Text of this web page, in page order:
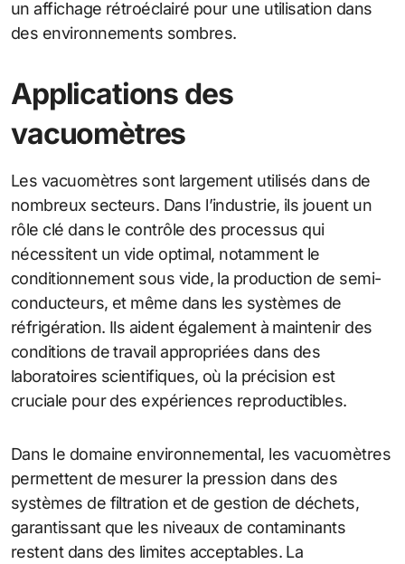
un affichage rétroéclairé pour une utilisation dans
des environnements sombres.
Applications des
vacuomètres
Les vacuomètres sont largement utilisés dans de
nombreux secteurs. Dans l’industrie, ils jouent un
rôle clé dans le contrôle des processus qui
nécessitent un vide optimal, notamment le
conditionnement sous vide, la production de semi-
conducteurs, et même dans les systèmes de
réfrigération. Ils aident également à maintenir des
conditions de travail appropriées dans des
laboratoires scientifiques, où la précision est
cruciale pour des expériences reproductibles.
Dans le domaine environnemental, les vacuomètres
permettent de mesurer la pression dans des
systèmes de filtration et de gestion de déchets,
garantissant que les niveaux de contaminants
restent dans des limites acceptables. La